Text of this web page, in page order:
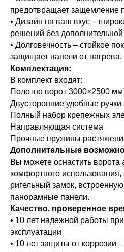
предотвращает защемление
• Дизайн на ваш вкус –
решений без
• Долговечность – стойкое
защищает панели от нагрева,
Комплектация:
В комплект входят:
Полотно ворот 3000×2500 мм
Двусторонние удобные ручки
Полный набор крепежных
Направляющая система
Прочные пружины
Дополнительные
Вы можете оснастить ворота
комфортного использования,
ригельный замок, встроенную
панорамные панели.
Качество, проверенное
• 10 лет надежной работы
эксплуатации
• 10 лет защиты от коррозии
из
стали
к
и прочность
от
шума и
воздуха.
незаметны.